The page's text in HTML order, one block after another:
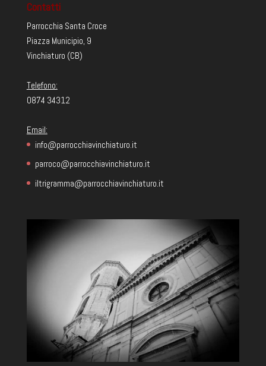
Contatti
Parrocchia Santa Croce
Piazza Municipio, 9
Vinchiaturo (CB)
Telefono:
0874 34312
Email:
info@parrocchiavinchiaturo.it
parroco@parrocchiavinchiaturo.it
iltrigramma@parrocchiavinchiaturo.it